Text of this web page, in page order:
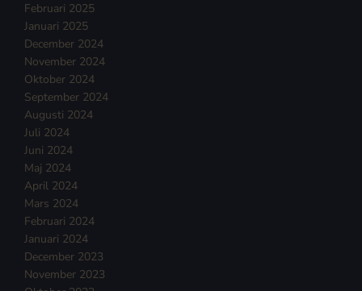
Februari 2025
Januari 2025
December 2024
November 2024
Oktober 2024
September 2024
Augusti 2024
Juli 2024
Juni 2024
Maj 2024
April 2024
Mars 2024
Februari 2024
Januari 2024
December 2023
November 2023